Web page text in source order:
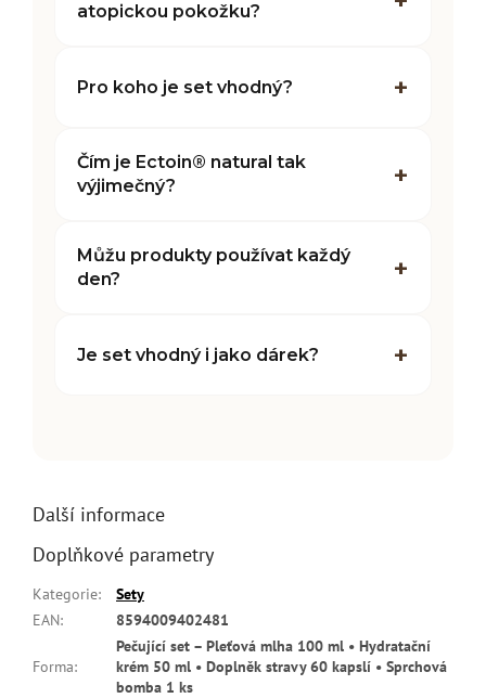
atopickou pokožku?
Pro koho je set vhodný?
Čím je Ectoin® natural tak
výjimečný?
Můžu produkty používat každý
den?
Je set vhodný i jako dárek?
Další informace
Doplňkové parametry
Kategorie:
Sety
EAN: 8594009402481
Forma:
Pečující set – Pleťová mlha 100 ml • Hydratační
krém 50 ml • Doplněk stravy 60 kapslí • Sprchová
bomba 1 ks